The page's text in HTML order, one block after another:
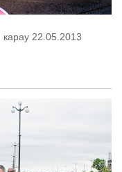
22.05.2013